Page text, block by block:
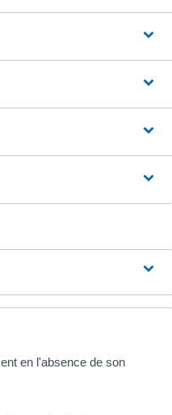
en l'absence de son